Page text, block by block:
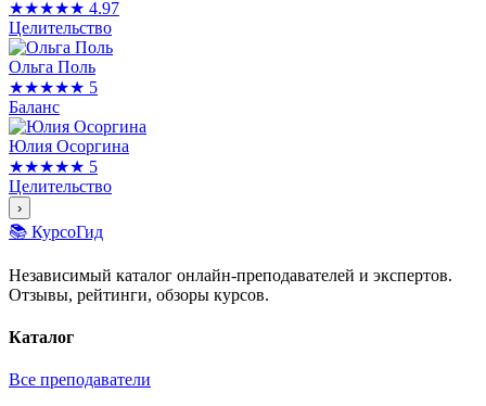
★★★★★ 4.97
Целительство
Ольга Поль
★★★★★ 5
Баланс
Юлия Осоргина
★★★★★ 5
Целительство
›
📚 КурсоГид
Независимый каталог онлайн-преподавателей и экспертов.
Отзывы, рейтинги, обзоры курсов.
Каталог
Все преподаватели